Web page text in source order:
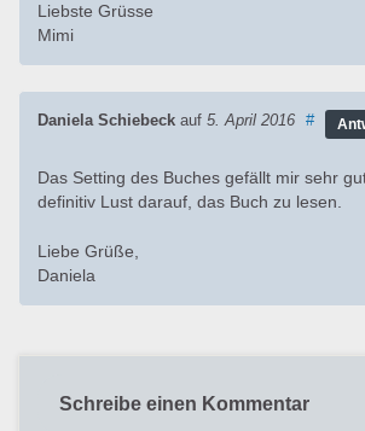
Liebste Grüsse
Mimi
Daniela Schiebeck auf 5. April 2016 #
Das Setting des Buches gefällt mir sehr
definitiv Lust darauf, das Buch zu lesen.
Liebe Grüße,
Daniela
Schreibe einen Kommentar